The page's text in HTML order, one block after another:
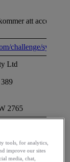
att accepteras
challenge/
Ltd
2765
är tillåtet för
innehar
i sin delstat.
tools, for analytics,
improve our sites
media, chat,